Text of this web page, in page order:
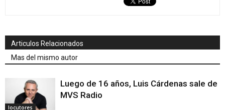
Articulos Relacionados
Mas del mismo autor
locutores
Luego de 16 años, Luis Cárdenas sale de
MVS Radio